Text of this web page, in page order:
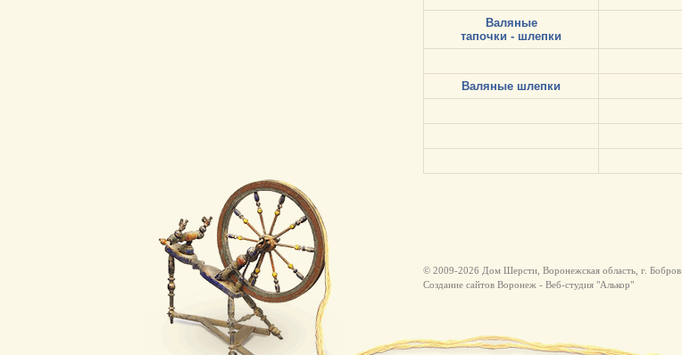
Валяные
тапочки - шлепки
Валяные шлепки
© 2009-2026 Дом Шерсти , Воронежская область, г. Бобров
Создание сайтов Воронеж - Веб-студия "Алькор"